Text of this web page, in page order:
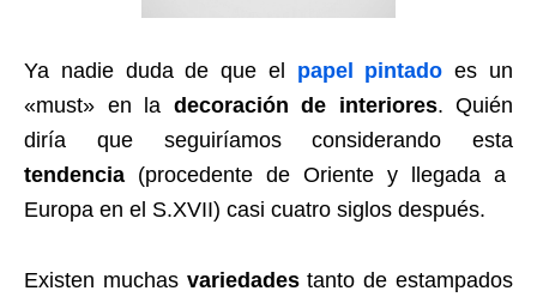
Ya nadie duda de que el papel pintado es un
«must» en la decoración de interiores. Quién
diría que seguiríamos considerando esta
tendencia (procedente de Oriente y llegada a
Europa en el S.XVII) casi cuatro siglos después.
Existen muchas variedadestanto de estampados